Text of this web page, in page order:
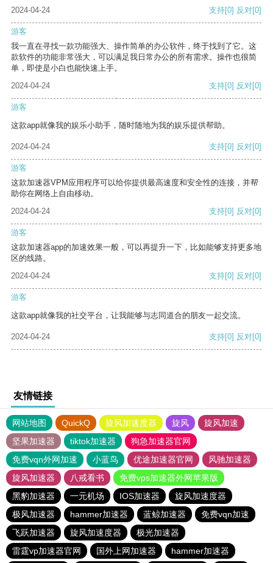
2024-04-24
支持[0] 反对[0]
游客
我一直在寻找一款功能强大、操作简单的办公软件，终于找到了它。这
款软件的功能非常强大，可以满足我日常办公的所有需求。操作也很简
单，即使是小白也能快速上手。
2024-04-24
支持[0] 反对[0]
游客
这款app就像我的娱乐小助手，随时随地为我的娱乐提供帮助。
2024-04-24 支持[0] 反对[0]
游客
这款加速器VPM应用程序可以给你提供最高速度和安全性的连接，并帮
助你在网络上自由移动。
2024-04-24
支持[0] 反对[0]
游客
这款加速器app的加速效果一般，可以再提升一下，比如能够支持更多地
区的线路。
2024-04-24
支持[0] 反对[0]
游客
这款app就像我的社交平台，让我能够与志同道合的朋友一起交流。
2024-04-24 支持[0] 反对[0]
友情链接
网站地图 QuickQ 旋风加速度器 旋风
旋风加速
坚果加速器
tiktok加速器
狗急加速器官网
免费vqn外网加速
小蓝鸟 优途加速器官网
风驰加速器
旋风加速器
八戒看书
免费vps加速器外网苹果版
黑豹加速器
一元机场 IOS加速器
旋风加速度器
极风加速器
hammer加速器 蓝鲸加速器
免费vqn加速
飞跃加速器
旋风加速度器
极光加速器
雷霆vp加速器官网
国外上网加速器 hammer加速器